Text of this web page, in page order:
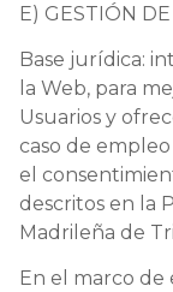
E) GESTIÓN
Base jurídica:
la Web, para
Usuarios y
caso de
el
descritos en la
Madrileña de
En el marco